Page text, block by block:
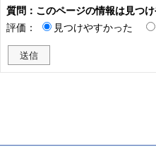
質問：このページの情報は見つ
評価：
見つけやすかった